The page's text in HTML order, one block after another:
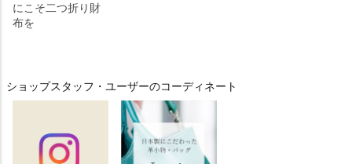
にこそ二つ折り財
布を
ショップスタッフ・ユーザーのコーディネート